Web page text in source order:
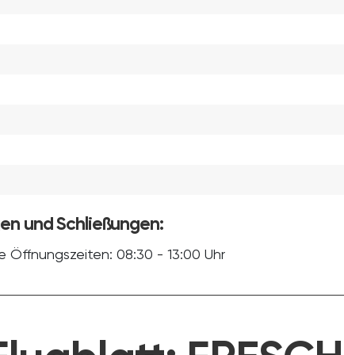
und Schließungen:
Öffnungszeiten: 08:30 - 13:00 Uhr